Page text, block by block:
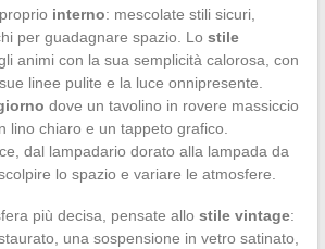
interno: mescolate stili sicuri,
per guadagnare spazio. Lo stile
animi con la sua semplicità calorosa, con
linee pulite e la luce onnipresente.
dove un tavolino in rovere massiccio
lino chiaro e un tappeto grafico.
dal lampadario dorato alla lampada da
lo spazio e variare le atmosfere.
più decisa, pensate allo stile vintage:
una sospensione in vetro satinato,